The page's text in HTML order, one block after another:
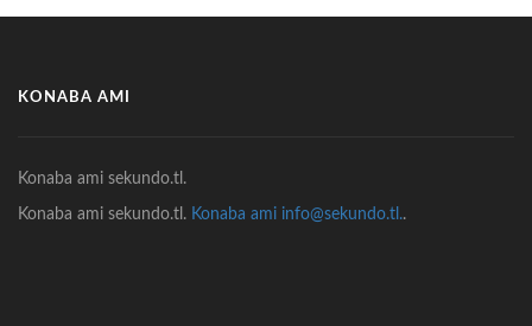
KONABA AMI
Konaba ami sekundo.tl.
Konaba ami sekundo.tl. Konaba ami info@sekundo.tl..